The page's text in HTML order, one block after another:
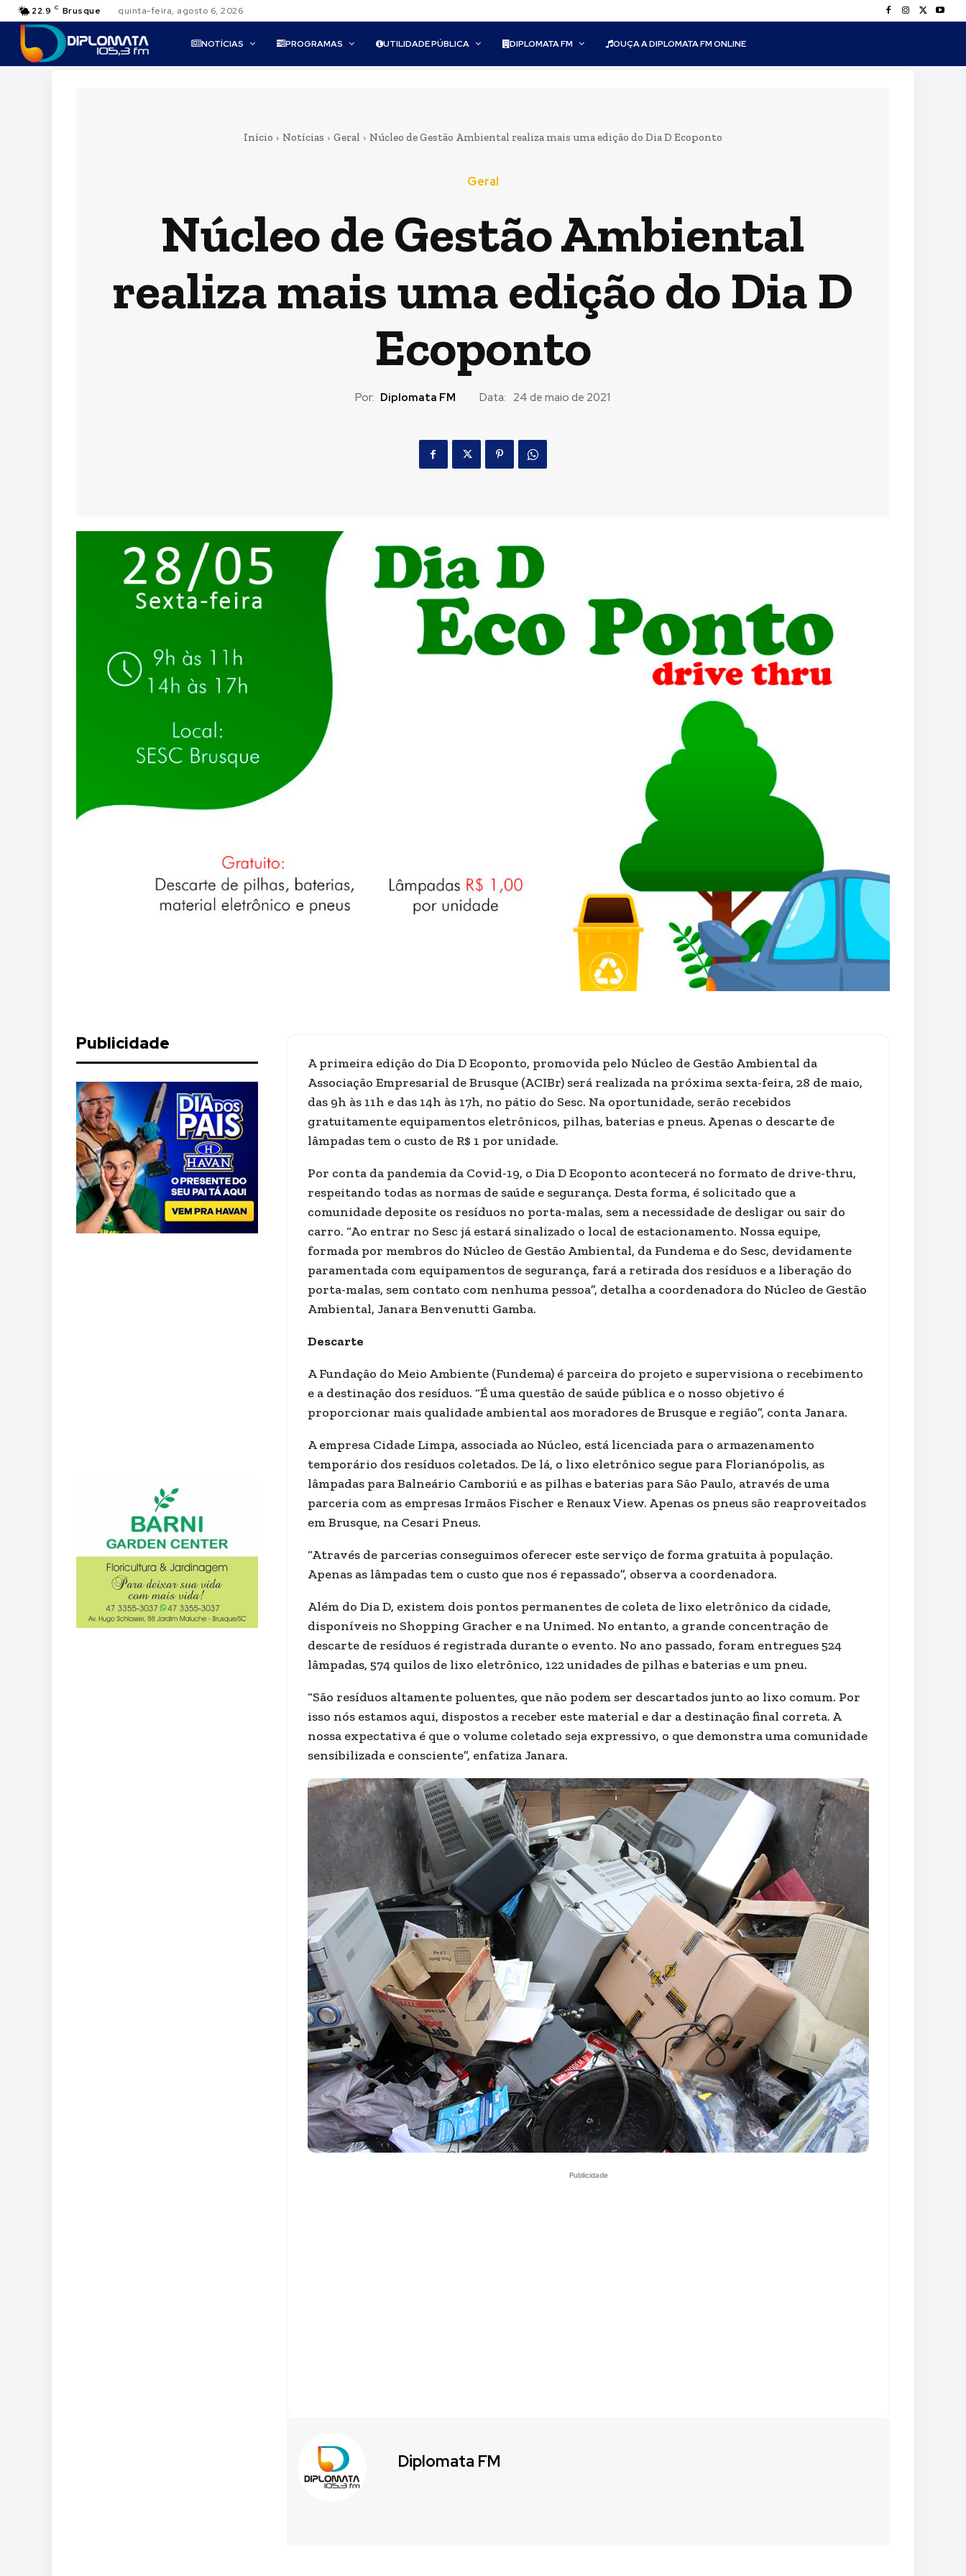
22.9 C Brusque quinta-feira, agosto 6, 2026
NOTÍCIAS PROGRAMAS UTILIDADE PÚBLICA DIPLOMATA FM OUÇA A DIPLOMATA FM ONLINE
Início Notícias Geral Núcleo de Gestão Ambiental realiza mais uma edição do Dia D Ecoponto
Geral
Núcleo de Gestão Ambiental
realiza mais uma edição do Dia D
Ecoponto
Por: Diplomata FM Data: 24 de maio de 2021
Publicidade
A primeira edição do Dia D Ecoponto, promovida pelo Núcleo de Gestão Ambiental da
Associação Empresarial de Brusque (ACIBr) será realizada na próxima sexta-feira, 28 de maio,
das 9h às 11h e das 14h às 17h, no pátio do Sesc. Na oportunidade, serão recebidos
gratuitamente equipamentos eletrônicos, pilhas, baterias e pneus. Apenas o descarte de
lâmpadas tem o custo de R$ 1 por unidade.
Por conta da pandemia da Covid-19, o Dia D Ecoponto acontecerá no formato de drive-thru,
respeitando todas as normas de saúde e segurança. Desta forma, é solicitado que a
comunidade deposite os resíduos no porta-malas, sem a necessidade de desligar ou sair do
carro. “Ao entrar no Sesc já estará sinalizado o local de estacionamento. Nossa equipe,
formada por membros do Núcleo de Gestão Ambiental, da Fundema e do Sesc, devidamente
paramentada com equipamentos de segurança, fará a retirada dos resíduos e a liberação do
porta-malas, sem contato com nenhuma pessoa”, detalha a coordenadora do Núcleo de Gestão
Ambiental, Janara Benvenutti Gamba.
Descarte
A Fundação do Meio Ambiente (Fundema) é parceira do projeto e supervisiona o recebimento
e a destinação dos resíduos. “É uma questão de saúde pública e o nosso objetivo é
proporcionar mais qualidade ambiental aos moradores de Brusque e região”, conta Janara.
A empresa Cidade Limpa, associada ao Núcleo, está licenciada para o armazenamento
temporário dos resíduos coletados. De lá, o lixo eletrônico segue para Florianópolis, as
lâmpadas para Balneário Camboriú e as pilhas e baterias para São Paulo, através de uma
parceria com as empresas Irmãos Fischer e Renaux View. Apenas os pneus são reaproveitados
em Brusque, na Cesari Pneus.
“Através de parcerias conseguimos oferecer este serviço de forma gratuita à população.
Apenas as lâmpadas tem o custo que nos é repassado”, observa a coordenadora.
Além do Dia D, existem dois pontos permanentes de coleta de lixo eletrônico da cidade,
disponíveis no Shopping Gracher e na Unimed. No entanto, a grande concentração de
descarte de resíduos é registrada durante o evento. No ano passado, foram entregues 524
lâmpadas, 574 quilos de lixo eletrônico, 122 unidades de pilhas e baterias e um pneu.
“São resíduos altamente poluentes, que não podem ser descartados junto ao lixo comum. Por
isso nós estamos aqui, dispostos a receber este material e dar a destinação final correta. A
nossa expectativa é que o volume coletado seja expressivo, o que demonstra uma comunidade
sensibilizada e consciente”, enfatiza Janara.
Publicidade
Diplomata FM